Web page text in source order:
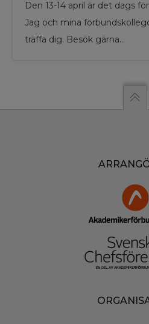
Den 13-14 april är det dags
Jag och mina
träffa dig. Besök gärna…